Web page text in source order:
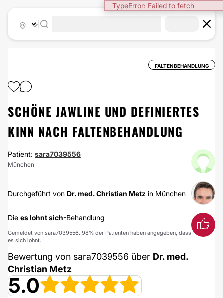
TypeError: Failed to fetch
FALTENBEHANDLUNG
SCHÖNE JAWLINE UND DEFINIERTES
KINN NACH FALTENBEHANDLUNG
Patient: sara7039556
München
Durchgeführt von Dr. med. Christian Metz in München
Die es lohnt sich-Behandlung
Gemeldet von sara7039556. 98% der Patienten haben angegeben, dass
es sich lohnt.
Bewertung von sara7039556 über Dr. med.
Christian Metz
5.0